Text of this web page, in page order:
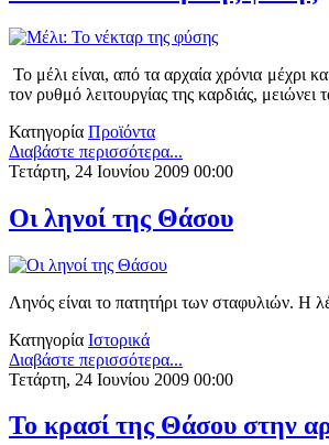
Το μέλι είναι, από τα αρχαία χρόνια μέχρι
τον ρυθμό λειτουργίας της καρδιάς,
Κατηγορία Προϊόντα
Διαβάστε περισσότερα...
Τετάρτη, 24 Ιουνίου 2009 00:00
Οι ληνοί της Θάσου
Ληνός είναι το πατητήρι των σταφυλιών. Η
Κατηγορία Ιστορικά
Διαβάστε περισσότερα...
Τετάρτη, 24 Ιουνίου 2009 00:00
Το κρασί της Θάσου στην